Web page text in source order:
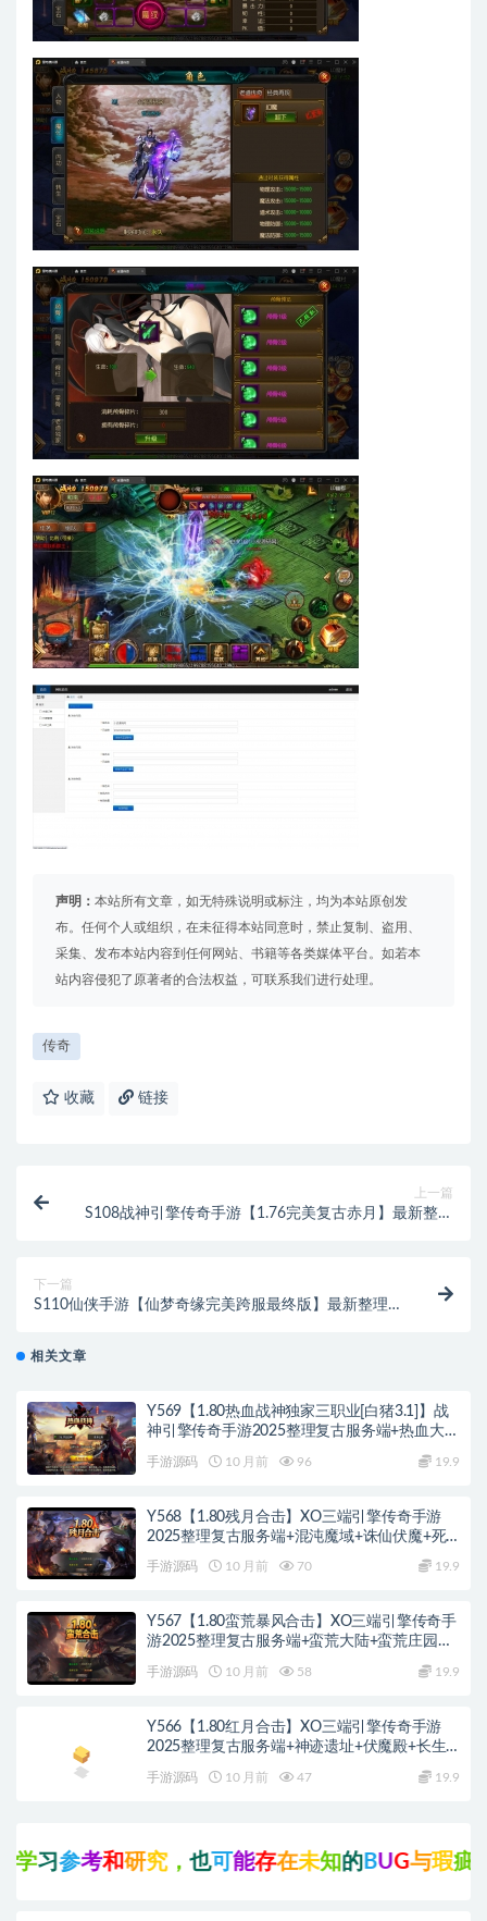
声明： 本站所有文章，如无特殊说明或标注，均为本站原创发
布。任何个人或组织，在未征得本站同意时，禁止复制、盗用、
采集、发布本站内容到任何网站、书籍等各类媒体平台。如若本
站内容侵犯了原著者的合法权益，可联系我们进行处理。
传奇
收藏 链接
上一篇
S108战神引擎传奇手游【1.76完美复古赤月】最新整理
下一篇
S110仙侠手游【仙梦奇缘完美跨服最终版】最新整理
相关文章
Y569【1.80热血战神独家三职业[白猪3.1]】战
神引擎传奇手游2025整理复古服务端+热血大陆
手游源码 10 月前 96 19.9
Y568【1.80残月合击】XO三端引擎传奇手游
2025整理复古服务端+混沌魔域+诛仙伏魔+死
手游源码 10 月前 70 19.9
Y567【1.80蛮荒暴风合击】XO三端引擎传奇手
游2025整理复古服务端+蛮荒大陆+蛮荒庄园
手游源码 10 月前 58 19.9
Y566【1.80红月合击】XO三端引擎传奇手游
2025整理复古服务端+神迹遗址+伏魔殿+长生
手游源码 10 月前 47 19.9
参考和研究，也可能存在未知的BUG 与瑕疵，可